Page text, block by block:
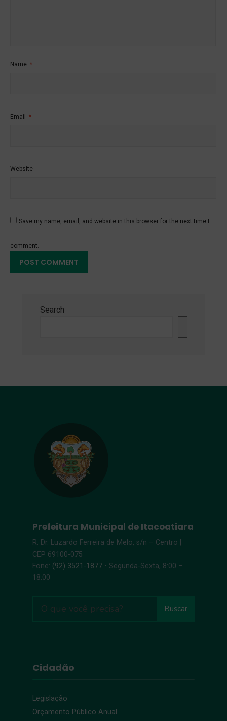
Name *
Email *
Website
Save my name, email, and website in this browser for the next time I
comment.
Search
Prefeitura Municipal de Itacoatiara
R. Dr. Luzardo Ferreira de Melo, s/n – Centro |
CEP 69100-075
Fone: (92) 3521-1877 • Segunda-Sexta, 8:00 –
18:00
Buscar
Cidadão
Legislação
Orçamento Público Anual